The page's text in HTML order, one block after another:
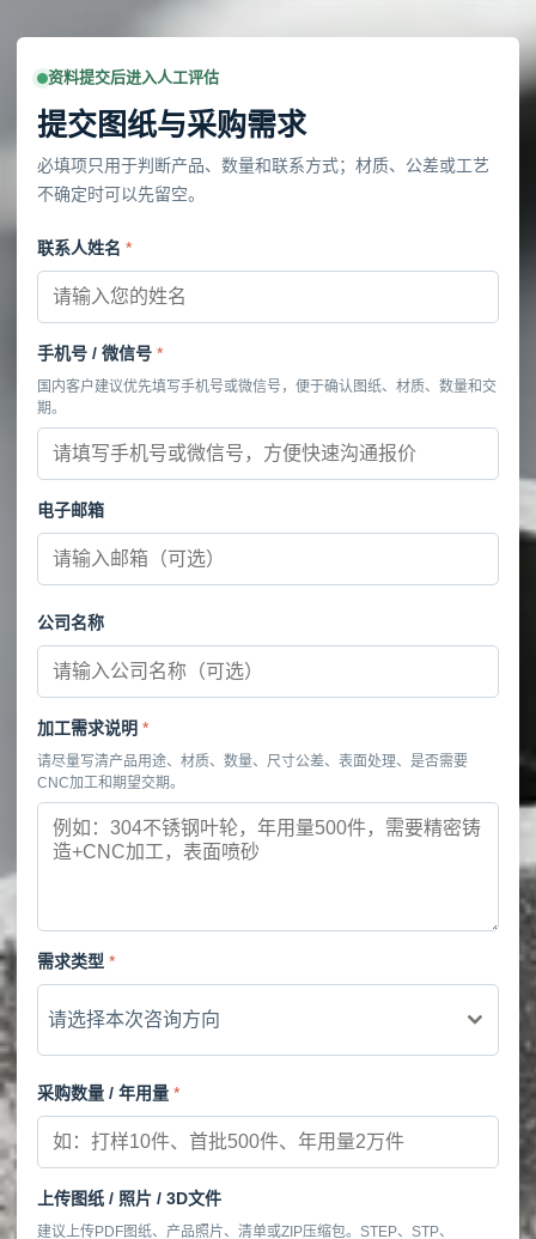
资料提交后进入人工评估
提交图纸与采购需求
必填项只用于判断产品、数量和联系方式；材质、公差或工艺
不确定时可以先留空。
联系人姓名 *
手机号 / 微信号 *
国内客户建议优先填写手机号或微信号，便于确认图纸、材质、数量和交
期。
电子邮箱
公司名称
加工需求说明 *
请尽量写清产品用途、材质、数量、尺寸公差、表面处理、是否需要
CNC加工和期望交期。
需求类型 *
请选择本次咨询方向
采购数量 / 年用量 *
上传图纸 / 照片 / 3D文件
建议上传PDF图纸、产品照片、清单或ZIP压缩包。STEP、STP、